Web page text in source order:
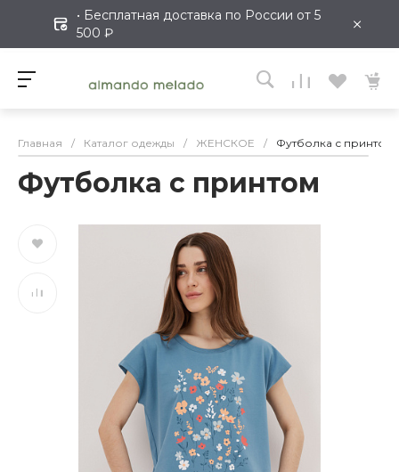
• Бесплатная доставка по России от 5
500 ₽
×
Главная / Каталог одежды / ЖЕНСКОЕ / Футболка с принтом
Футболка с принтом